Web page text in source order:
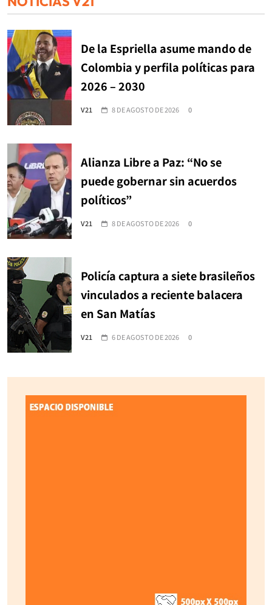
De la Espriella asume mando de
Colombia y perfila políticas para
2026 – 2030
V21 8 DE AGOSTO DE 2026 0
Alianza Libre a Paz: “No se
puede gobernar sin acuerdos
políticos”
V21 8 DE AGOSTO DE 2026 0
Policía captura a siete brasileños
vinculados a reciente balacera
en San Matías
V21 6 DE AGOSTO DE 2026 0